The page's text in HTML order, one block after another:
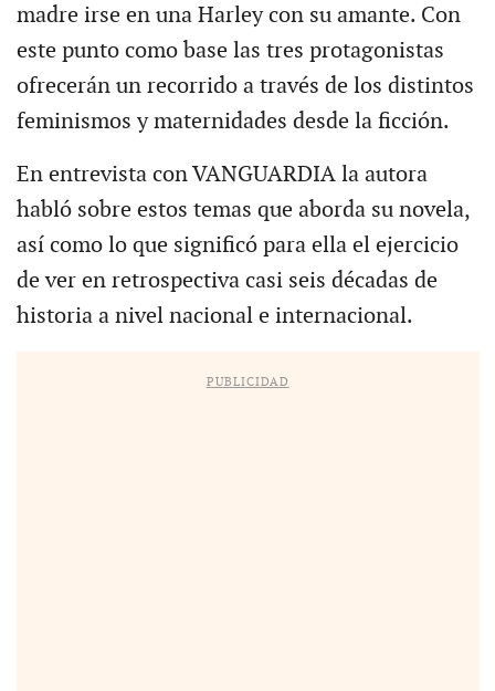
madre irse en una Harley con su amante. Con
este punto como base las tres protagonistas
ofrecerán un recorrido a través de los distintos
feminismos y maternidades desde la ficción.
En entrevista con VANGUARDIA la autora
habló sobre estos temas que aborda su novela,
así como lo que significó para ella el ejercicio
de ver en retrospectiva casi seis décadas de
historia a nivel nacional e internacional.
PUBLICIDAD